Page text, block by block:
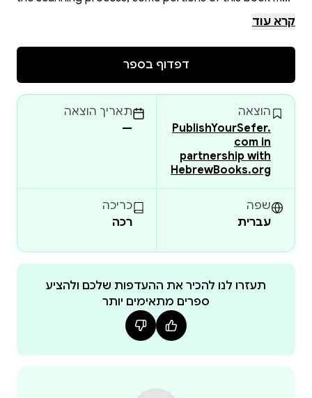
be obscured, damaged or incomplete. Please check
קרא עוד
דפדוף בספר
הוצאה
PublishYourSefer.
com in
partnership with
HebrewBooks.org
תאריך הוצאה
—
שפה
עברית
כריכה
רכה
תעזרו לנו להכיר את ההעדפות שלכם ולהציע
ספרים מתאימים יותר